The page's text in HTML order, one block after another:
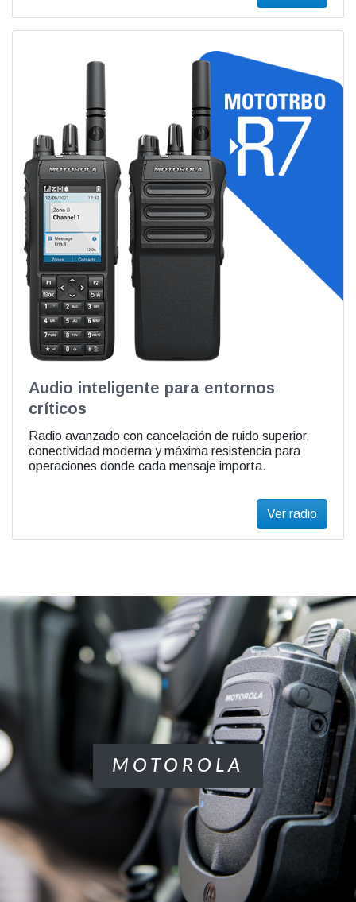
Audio inteligente para entornos
críticos
Radio avanzado con cancelación de ruido superior,
conectividad moderna y máxima resistencia para
operaciones donde cada mensaje importa.
Ver radio
MOTOROLA